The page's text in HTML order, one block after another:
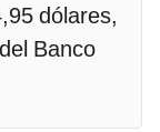
dólares,
Banco